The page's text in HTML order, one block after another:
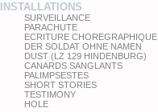
INSTALLATIONS
SURVEILLANCE
PARACHUTE
ECRITURE CHOREGRAPHIQUE
DER SOLDAT OHNE NAMEN
DUST (LZ 129 HINDENBURG)
CANARDS SANGLANTS
PALIMPSESTES
SHORT STORIES
TESTIMONY
HOLE